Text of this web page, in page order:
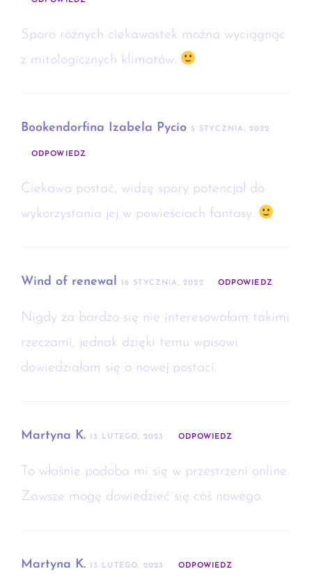
Sporo różnych ciekawostek można wyciągnąc
z mitologicznych klimatów.
Bookendorfina Izabela Pycio 5 STYCZNIA, 2022
ODPOWIEDZ
Ciekawa postać, widzę spory potencjał do
wykorzystania jej w powieściach fantasy.
Wind of renewal 16 STYCZNIA, 2022 ODPOWIEDZ
Nigdy za bardzo się nie interesowałam takimi
rzeczami, jednak dzięki temu wpisowi
dowiedziałam się o nowej postaci.
Martyna K. 13 LUTEGO, 2023 ODPOWIEDZ
To właśnie podoba mi się w przestrzeni online.
Zawsze mogę dowiedzieć się coś nowego.
Martyna K. 13 LUTEGO, 2023 ODPOWIEDZ